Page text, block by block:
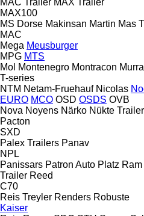
MAX100
MS Dorse Makinsan Martin Mas
MAC
Mega Meusburger
MPG MTS
Mol Montenegro Montracon
T-series
NTM Netam-Fruehauf Nicolas
EURO MCO OSD OSDS OVB
Nova Noyens Närko Nükte Trailer
Pacton
SXD
Palex Trailers Panav
NPL
Panissars Patron Auto Platz
Trailer Reed
C70
Reis Treyler Renders Robuste
Kaiser